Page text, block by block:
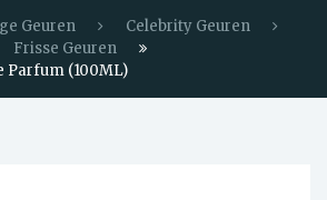
Geuren
Celebrity Geuren
Frisse Geuren
Parfum (100ML)